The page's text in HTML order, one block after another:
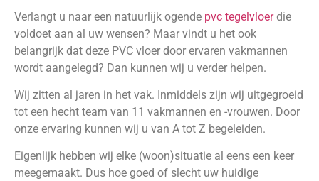
Verlangt u naar een natuurlijk ogende pvc tegelvloerdie
voldoet aan al uw wensen? Maar vindt u het ook
belangrijk dat deze PVC vloer door ervaren vakmannen
wordt aangelegd? Dan kunnen wij u verder helpen.
Wij zitten al jaren in het vak. Inmiddels zijn wij uitgegroeid
tot een hecht team van 11 vakmannen en -vrouwen. Door
onze ervaring kunnen wij u van A tot Z begeleiden.
Eigenlijk hebben wij elke (woon)situatie al eens een keer
meegemaakt. Dus hoe goed of slecht uw huidige